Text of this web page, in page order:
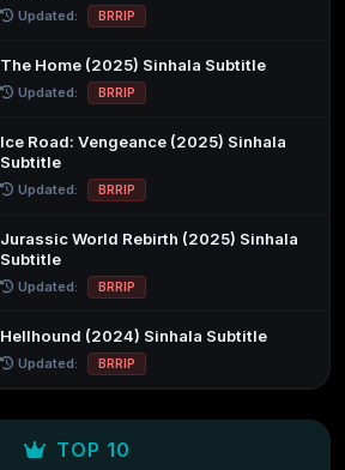
Updated: BRRIP
The Home (2025) Sinhala Subtitle
Updated: BRRIP
Ice Road: Vengeance (2025) Sinhala
Subtitle
Updated: BRRIP
Jurassic World Rebirth (2025) Sinhala
Subtitle
Updated: BRRIP
Hellhound (2024) Sinhala Subtitle
Updated: BRRIP
TOP 10